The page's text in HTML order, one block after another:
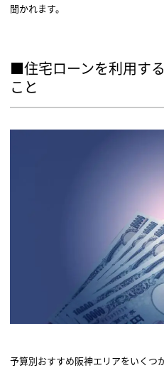
聞かれます。
■住宅ローンを利用す
こと
予算別おすすめ阪神エリアをいくつ